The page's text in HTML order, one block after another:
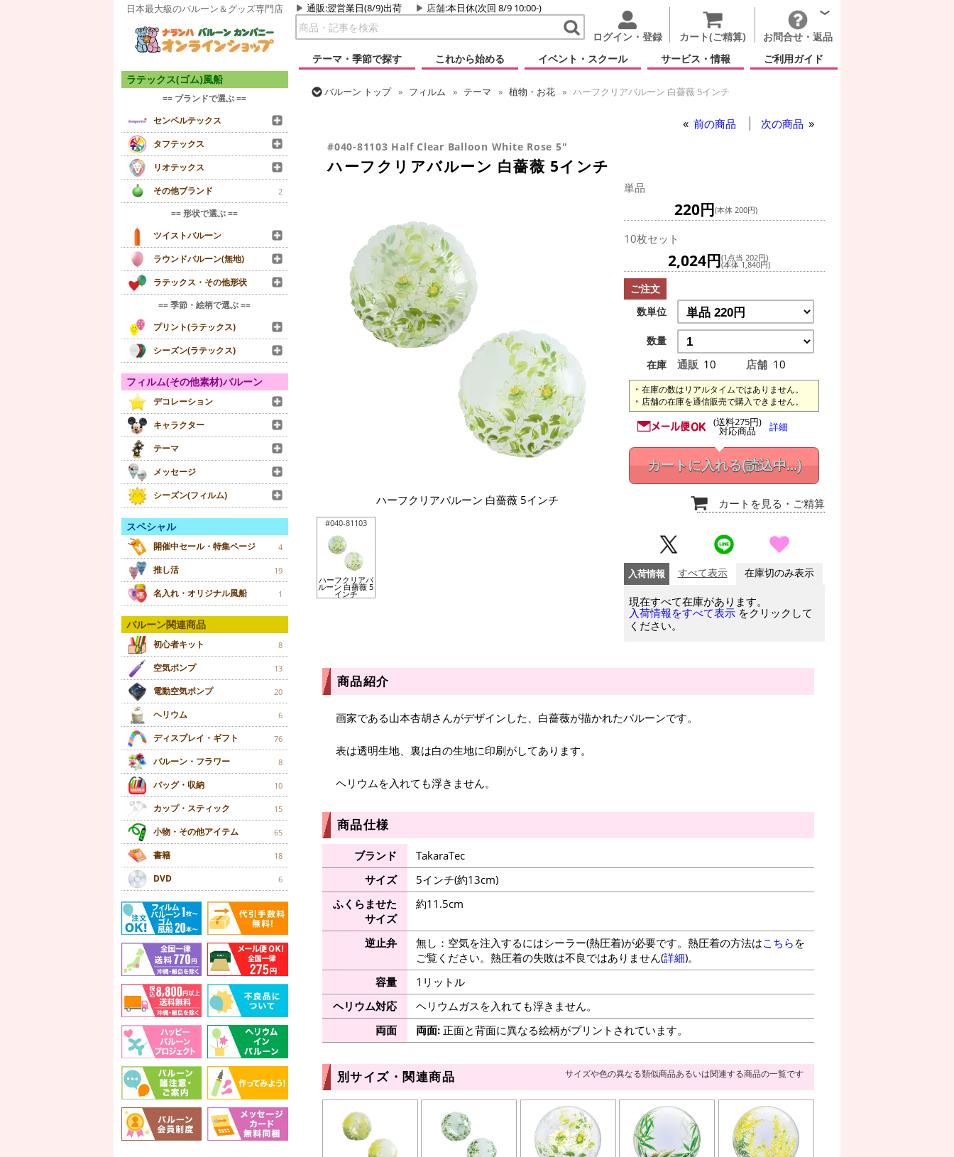
日本最大級のバルーン＆グッズ専門店 通販:翌営業日(8/9)出荷 店舗:本日休(次回 8/9 10:00-)
ログイン・登録 カート(ご精算)
お問合せ・返品
テーマ・季節で探す
これから始める イベント・スクール サービス・情報 ご利用ガイド
ラテックス(ゴム)風船
== ブランドで選ぶ ==
センペルテックス
タフテックス
リオテックス
その他ブランド
2
== 形状で選ぶ ==
ツイストバルーン
ラウンドバルーン(無地)
ラテックス・その他形状
== 季節・絵柄で選ぶ ==
プリント(ラテックス)
シーズン(ラテックス)
フィルム(その他素材)バルーン
デコレーション
キャラクター
テーマ
メッセージ
シーズン(フィルム)
スペシャル
開催中セール・特集ページ 4
推し活 19
名入れ・オリジナル風船 1
バルーン関連商品
初心者キット 8
空気ポンプ 13
電動空気ポンプ 20
ヘリウム 6
ディスプレイ・ギフト 76
バルーン・フラワー 8
バッグ・収納 10
カップ・スティック 15
小物・その他アイテム 65
書籍 18
DVD 6
バルーン トップ フィルム テーマ 植物・お花
ハーフクリアバルーン 白薔薇 5インチ
前の商品 次の商品
#040-81103 Half Clear Balloon White Rose 5"
ハーフクリアバルーン 白薔薇 5インチ
ハーフクリアバルーン 白薔薇 5インチ
#040-81103
ハーフクリアバ
ルーン 白薔薇 5
インチ
単品
220円(本体 200円)
10枚セット
2,024円(1点当 202円)
(本体 1,840円)
ご注文
数単位
数量
在庫
通販 10 店舗 10
在庫の数はリアルタイムではありません。
店舗の在庫を通信販売で購入できません。
(送料275円)
対応商品 詳細
カートに入れる(読込中...)
カートを見る ・ご精算
入荷情報 すべて表示 在庫切のみ表示
現在すべて在庫があります。
入荷情報をすべて表示 をクリックして
ください。
商品紹介
画家である山本杏胡さんがデザインした、白薔薇が描かれたバルーンです。
表は透明生地、裏は白の生地に印刷がしてあります。
ヘリウムを入れても浮きません。
商品仕様
ブランド
TakaraTec
サイズ
5インチ(約13cm)
ふくらませた
サイズ
約11.5cm
逆止弁 無し：空気を注入するにはシーラー(熱圧着)が必要です。熱圧着の方法はこちら を
ご覧ください。熱圧着の失敗は不良ではありません(詳細)。
容量
1リットル
ヘリウム対応
ヘリウムガスを入れても浮きません。
両面
両面:正面と背面に異なる絵柄がプリントされています。
別サイズ・関連商品 サイズや色の異なる類似商品あるいは関連する商品の一覧です